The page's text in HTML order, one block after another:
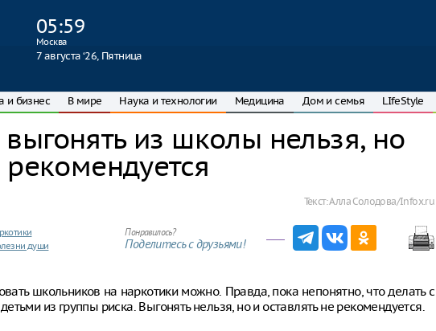
05:59
Москва
7 августа ‘26, Пятница
и бизнес В мире Наука и технологии Медицина Дом и семья LIfeStyle
из школы нельзя, но
рекомендуется
Текст:Алла Солодова/Infox.ru
души
Понравилось?
Поделитесь с друзьями!
школьников на наркотики можно. Правда, пока непонятно, что делать с
из группы риска. Выгонять нельзя, но и оставлять не рекомендуется.